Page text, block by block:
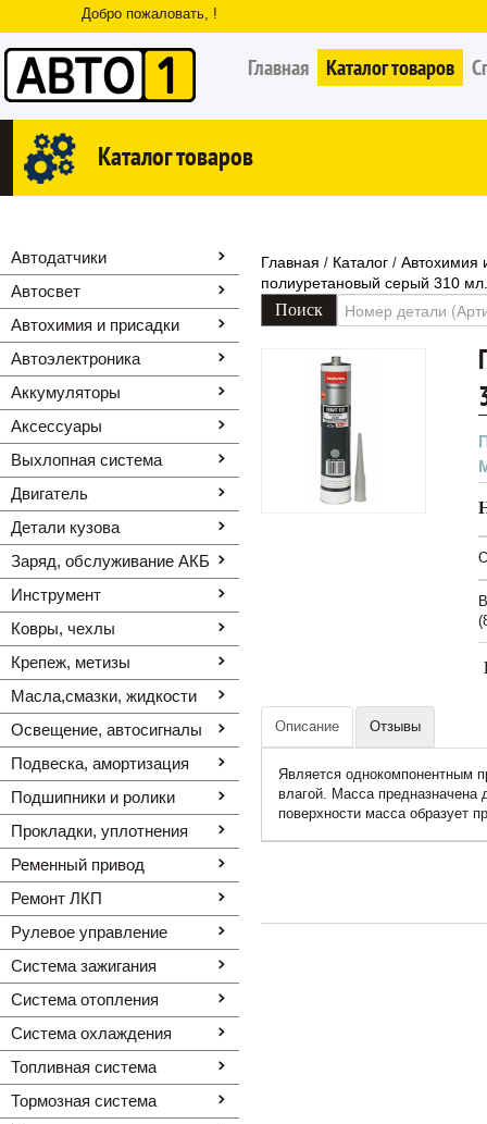
Добро пожаловать, !
Главная Каталог товаров
Каталог товаров
Автодатчики
Автосвет
Автохимия и присадки
Автоэлектроника
Аккумуляторы
Аксессуары
Выхлопная система
Двигатель
Детали кузова
Заряд, обслуживание АКБ
Инструмент
Ковры, чехлы
Крепеж, метизы
Масла,смазки, жидкости
Освещение, автоcигналы
Подвеска, амортизация
Подшипники и ролики
Прокладки, уплотнения
Ременный привод
Ремонт ЛКП
Рулевое управление
Система зажигания
Система отопления
Система охлаждения
Топливная система
Тормозная система
Главная / Каталог / Автохимия
полиуретановый серый 310 мл.
Описание Отзывы
Является однокомпонентным
влагой. Масса
поверхности масса образует